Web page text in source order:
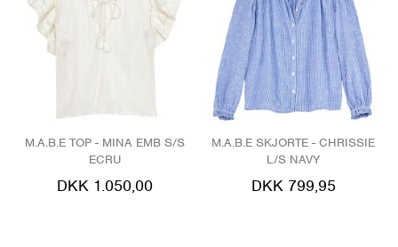
M.A.B.E TOP - MINA EMB S/S
ECRU
DKK 1.050,00
M.A.B.E SKJORTE - CHRISSIE
L/S NAVY
DKK 799,95